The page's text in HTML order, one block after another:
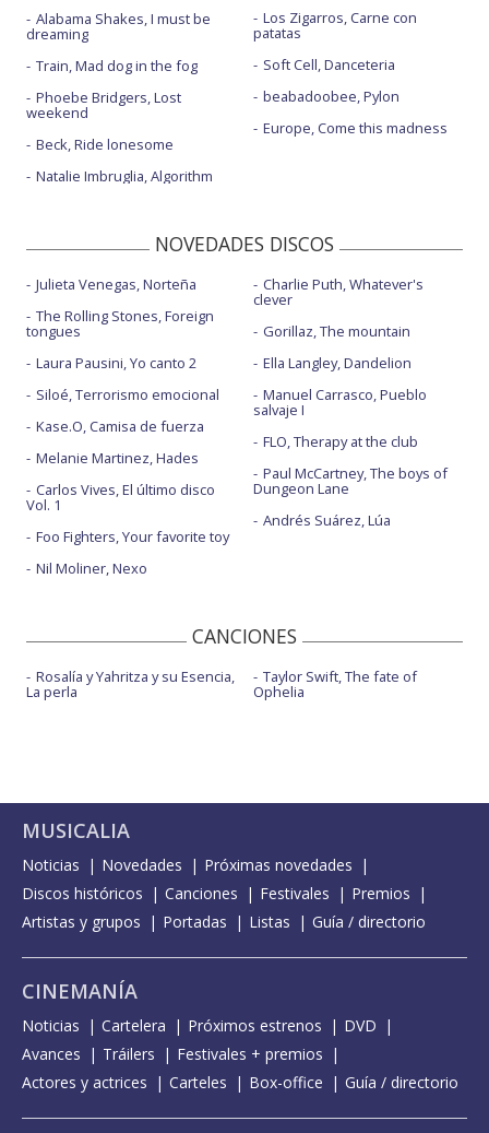
Alabama Shakes, I must be
dreaming
Train, Mad dog in the fog
Phoebe Bridgers, Lost
weekend
Beck, Ride lonesome
Natalie Imbruglia, Algorithm
Los Zigarros, Carne con
patatas
Soft Cell, Danceteria
beabadoobee, Pylon
Europe, Come this madness
NOVEDADES DISCOS
Julieta Venegas, Norteña
The Rolling Stones, Foreign
tongues
Laura Pausini, Yo canto 2
Siloé, Terrorismo emocional
Kase.O, Camisa de fuerza
Melanie Martinez, Hades
Carlos Vives, El último disco
Vol. 1
Foo Fighters, Your favorite toy
Nil Moliner, Nexo
Charlie Puth, Whatever's
clever
Gorillaz, The mountain
Ella Langley, Dandelion
Manuel Carrasco, Pueblo
salvaje I
FLO, Therapy at the club
Paul McCartney, The boys of
Dungeon Lane
Andrés Suárez, Lúa
CANCIONES
Rosalía y Yahritza y su Esencia,
La perla
Taylor Swift, The fate of
Ophelia
MUSICALIA
Noticias Novedades
Próximas novedades
Discos históricos
Canciones Festivales
Premios
Artistas y grupos
Portadas Listas Guía / directorio
CINEMANÍA
Noticias Cartelera Próximos estrenos
DVD
Avances
Tráilers
Festivales + premios
Actores y actrices
Carteles Box-office Guía / directorio